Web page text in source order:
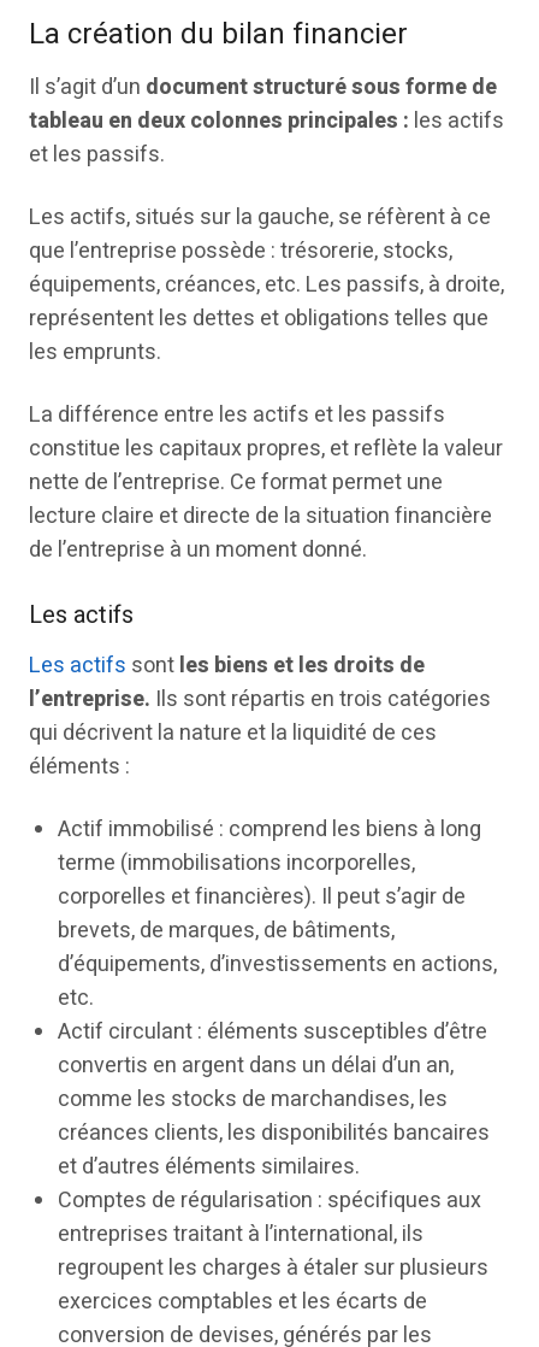
La création du bilan financier
Il s’agit d’un document structuré sous forme de
tableau en deux colonnes principales : les actifs
et les passifs.
Les actifs, situés sur la gauche, se réfèrent à ce
que l’entreprise possède : trésorerie, stocks,
équipements, créances, etc. Les passifs, à droite,
représentent les dettes et obligations telles que
les emprunts.
La différence entre les actifs et les passifs
constitue les capitaux propres, et reflète la valeur
nette de l’entreprise. Ce format permet une
lecture claire et directe de la situation financière
de l’entreprise à un moment donné.
Les actifs
Les actifs sontles biens et les droits de
l’entreprise. Ils sont répartis en trois catégories
qui décrivent la nature et la liquidité de ces
éléments :
Actif immobilisé : comprend les biens à long
terme (immobilisations incorporelles,
corporelles et financières). Il peut s’agir de
brevets, de marques, de bâtiments,
d’équipements, d’investissements en actions,
etc.
Actif circulant : éléments susceptibles d’être
convertis en argent dans un délai d’un an,
comme les stocks de marchandises, les
créances clients, les disponibilités bancaires
et d’autres éléments similaires.
Comptes de régularisation : spécifiques aux
entreprises traitant à l’international, ils
regroupent les charges à étaler sur plusieurs
exercices comptables et les écarts de
conversion de devises, générés par les